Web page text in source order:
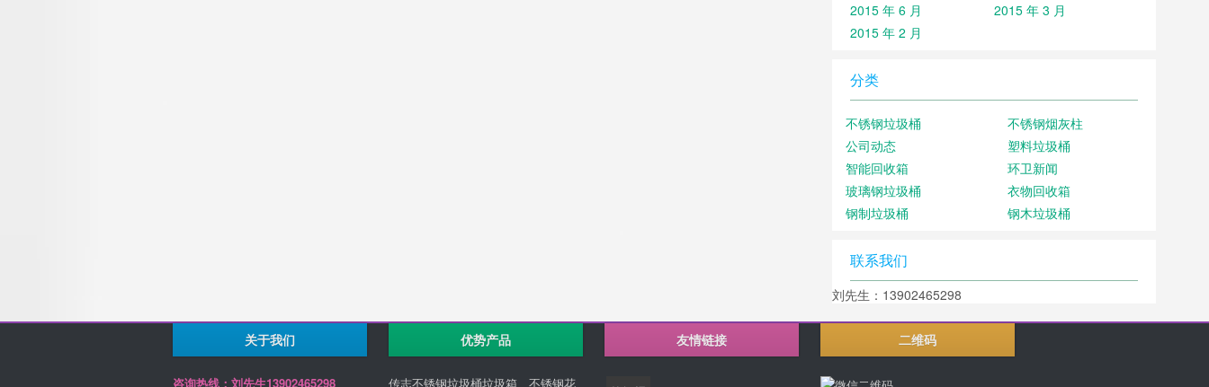
2015 年 6 月
2015 年 3 月
2015 年 2 月
分类
不锈钢垃圾桶
不锈钢烟灰柱
公司动态
塑料垃圾桶
智能回收箱
环卫新闻
玻璃钢垃圾桶
衣物回收箱
钢制垃圾桶
钢木垃圾桶
联系我们
刘先生：13902465298
关于我们
咨询热线：刘先生13902465298
优势产品
传志不锈钢垃圾桶垃圾箱、不锈钢花
友情链接 二维码